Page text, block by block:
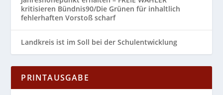
kritisieren Bündnis90/Die Grünen für inhaltlich
fehlerhaften Vorstoß scharf
Landkreis ist im Soll bei der Schulentwicklung
PRINTAUSGABE